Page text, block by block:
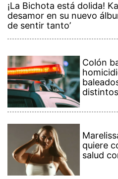
¡La Bichota está dolida!
desamor en su nuevo
de sentir tanto’
Colón
quiere
salud